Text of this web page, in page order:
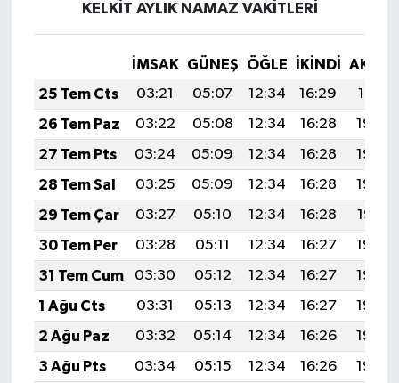
KELKİT AYLIK NAMAZ VAKITLERI
İMSAK GÜNEŞ ÖĞLE İKINDI
25 Tem Cts
03:21 05:07 12:34 16:29
19:51
26 Tem Paz
03:22 05:08 12:34 16:28
19:50
27 Tem Pts
03:24 05:09 12:34 16:28
19:49
28 Tem Sal
03:25 05:09 12:34 16:28
19:48
29 Tem Çar
03:27 05:10 12:34 16:28
19:47
30 Tem Per
03:28 05:11 12:34 16:27
19:46
31 Tem Cum
03:30 05:12 12:34 16:27
19:45
1 Ağu Cts
03:31 05:13 12:34 16:27
19:44
2 Ağu Paz
03:32 05:14 12:34 16:26
19:43
3 Ağu Pts
03:34 05:15 12:34 16:26
19:42